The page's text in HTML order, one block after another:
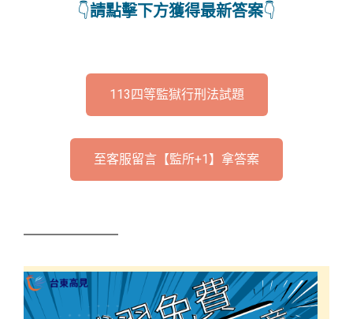
👇請點擊下方獲得最新答案👇
113四等監獄行刑法試題
至客服留言【監所+1】拿答案